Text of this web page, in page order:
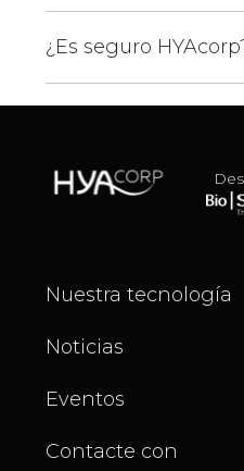
¿Es seguro
Nuestra tecnología
Noticias
Eventos
Contacte con